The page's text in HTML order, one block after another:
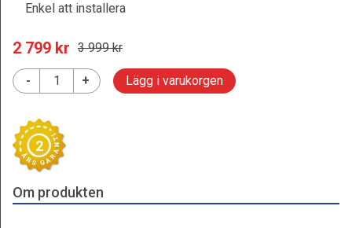
Enkel att installera
2 799 kr 3 999 kr
- + Lägg i varukorgen
2
Om produkten